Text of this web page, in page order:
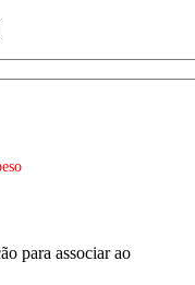
para associar ao